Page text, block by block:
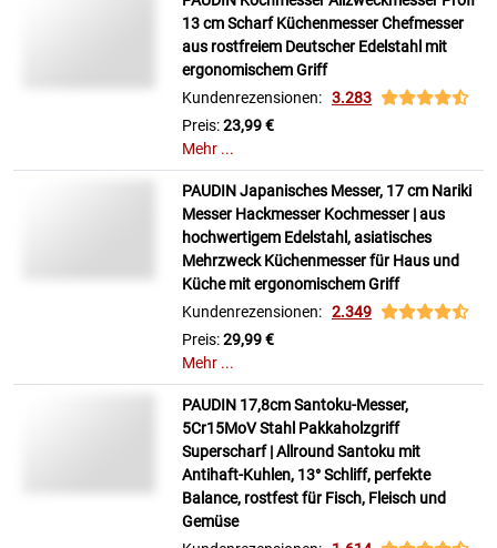
13 cm Scharf Küchenmesser Chefmesser
aus rostfreiem Deutscher Edelstahl mit
ergonomischem Griff
Kundenrezensionen: 3.283
Preis:23,99 €
Mehr ...
PAUDIN Japanisches Messer, 17 cm Nariki
Messer Hackmesser Kochmesser | aus
hochwertigem Edelstahl, asiatisches
Mehrzweck Küchenmesser für Haus und
Küche mit ergonomischem Griff
Kundenrezensionen: 2.349
Preis:29,99 €
Mehr ...
PAUDIN 17,8cm Santoku-Messer,
5Cr15MoV Stahl Pakkaholzgriff
Superscharf | Allround Santoku mit
Antihaft-Kuhlen, 13° Schliff, perfekte
Balance, rostfest für Fisch, Fleisch und
Gemüse